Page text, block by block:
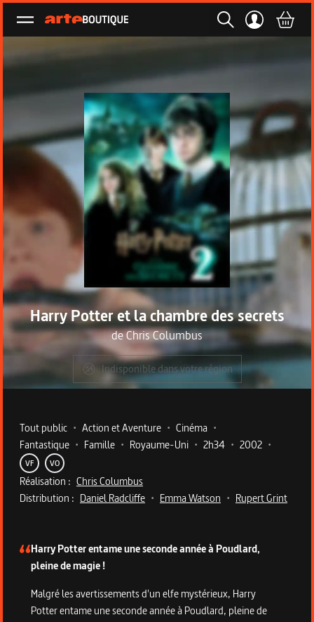
Ouvrir le menu
Harry Potter et la chambre des secrets
deChris Columbus
Indisponible dans votre région
Metadata du programme
Tout public • Action et Aventure • Cinéma •
Fantastique • Famille • Royaume-Uni • 2h34 • 2002 •
VF VO
Réalisation : Chris Columbus
Distribution : Daniel Radcliffe • Emma Watson • Rupert Grint
Harry Potter entame une seconde année à Poudlard,
pleine de magie !
Malgré les avertissements d'un elfe mystérieux, Harry
Potter entame une seconde année à Poudlard, pleine de